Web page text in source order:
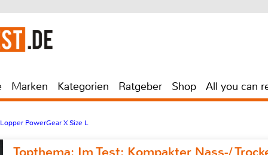
Marken Kategorien Ratgeber Shop All you can
PowerGear X Size L